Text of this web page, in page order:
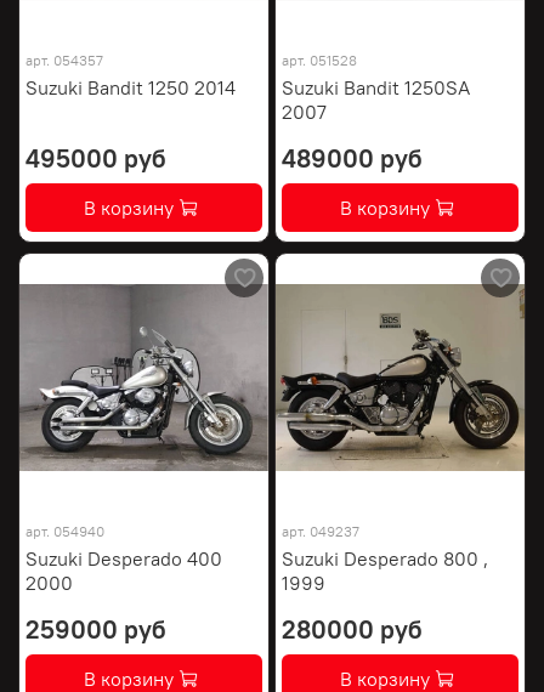
арт. 054357
Suzuki Bandit 1250 2014
495000 руб
В корзину
арт. 051528
Suzuki Bandit 1250SA
2007
489000 руб
В корзину
арт. 054940
Suzuki Desperado 400
2000
259000 руб
В корзину
арт. 049237
Suzuki Desperado 800 ,
1999
280000 руб
В корзину